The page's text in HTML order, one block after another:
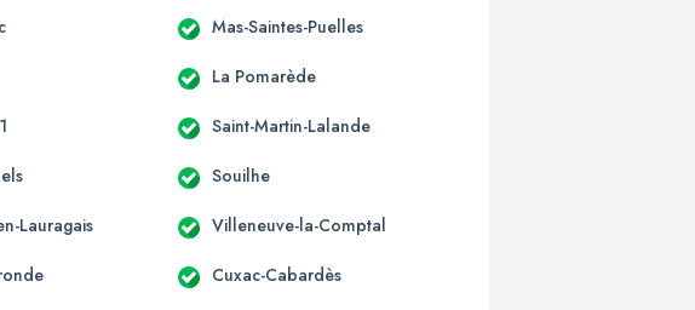
Mas-Saintes-Puelles
La Pomarède
Saint-Martin-Lalande
Souilhe
Lauragais Villeneuve-la-Comptal
Cuxac-Cabardès